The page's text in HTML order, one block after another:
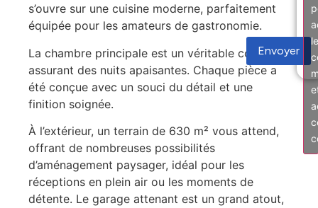
s’ouvre sur une cuisine moderne, parfaitement
équipée pour les amateurs de gastronomie.
La chambre principale est un véritable cocon,
assurant des nuits apaisantes. Chaque pièce a
été conçue avec un souci du détail et une
finition soignée.
À l’extérieur, un terrain de 630 m² vous attend,
offrant de nombreuses possibilités
d’aménagement paysager, idéal pour les
réceptions en plein air ou les moments de
détente. Le garage attenant est un grand atout,
Envoyer